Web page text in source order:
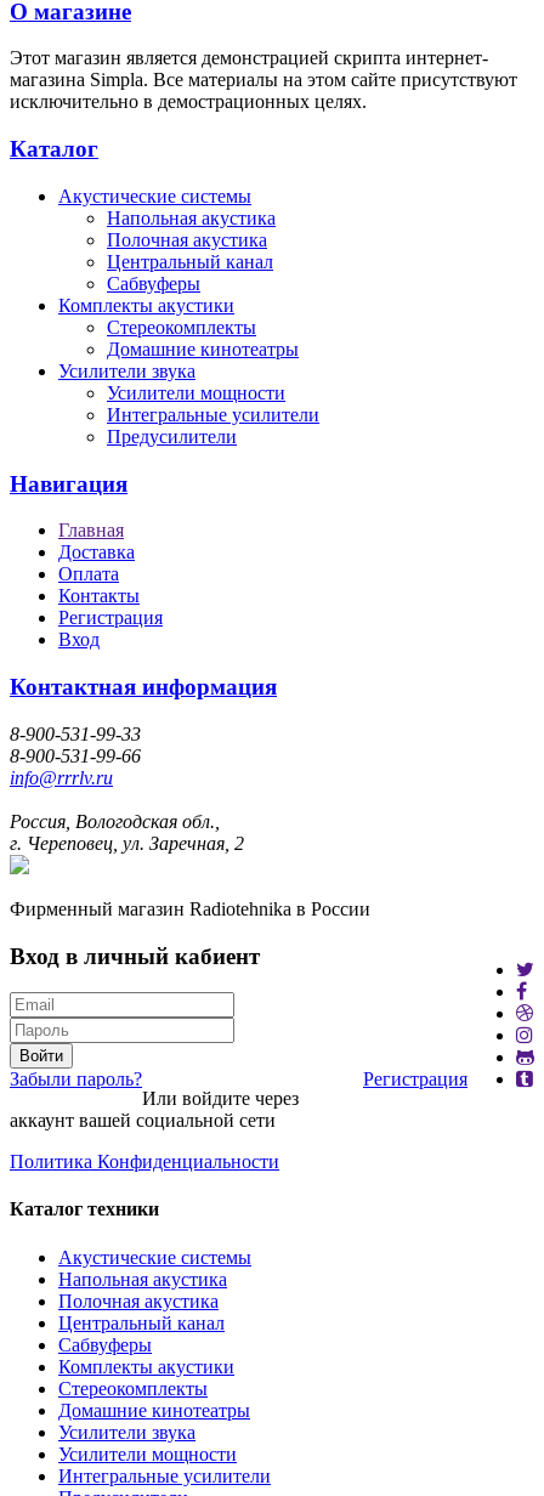
О магазине
Этот магазин является демонстрацией скрипта интернет-
магазина Simpla. Все материалы на этом сайте присутствуют
исключительно в демострационных целях.
Каталог
Акустические системы
Напольная акустика
Полочная акустика
Центральный канал
Сабвуферы
Комплекты акустики
Стереокомплекты
Домашние кинотеатры
Усилители звука
Усилители мощности
Интегральные усилители
Предусилители
Навигация
Главная
Доставка
Оплата
Контакты
Регистрация
Вход
Контактная информация
8-900-531-99-33
8-900-531-99-66
info@rrrlv.ru
Россия, Вологодская обл.,
г. Череповец, ул. Заречная, 2
Фирменный магазин Radiotehnika в России
Вход в личный кабиент
Войти
Забыли пароль?
Регистрация
Или войдите через
аккаунт вашей социальной сети
Политика Конфиденциальности
Каталог техники
Акустические системы
Напольная акустика
Полочная акустика
Центральный канал
Сабвуферы
Комплекты акустики
Стереокомплекты
Домашние кинотеатры
Усилители звука
Усилители мощности
Интегральные усилители